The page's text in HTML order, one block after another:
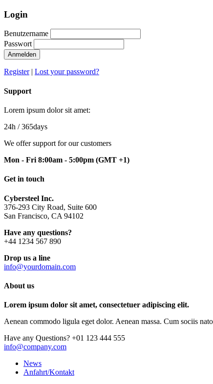
Login
Benutzername
Passwort
Anmelden
Register| Lost your password?
Support
Lorem ipsum dolor sit amet:
24h / 365days
We offer support for our customers
Mon - Fri 8:00am - 5:00pm (GMT +1)
Get in touch
Cybersteel Inc.
376-293 City Road, Suite 600
San Francisco, CA 94102
Have any questions?
+44 1234 567 890
Drop us a line
info@yourdomain.com
About us
Lorem ipsum dolor sit amet, consectetuer adipiscing elit.
Aenean commodo ligula eget dolor. Aenean massa. Cum sociis
Have any Questions? +01 123 444 555
info@company.com
News
Anfahrt/Kontakt